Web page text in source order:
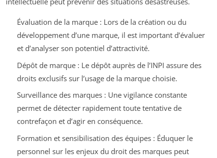
Évaluation de la marque : Lors de la création ou du
développement d’une marque, il est important d’évaluer
et d’analyser son potentiel d’attractivité.
Dépôt de marque : Le dépôt auprès de l’INPI assure des
droits exclusifs sur l’usage de la marque choisie.
Surveillance des marques : Une vigilance constante
permet de détecter rapidement toute tentative de
contrefaçon et d’agir en conséquence.
Formation et sensibilisation des équipes : Éduquer le
personnel sur les enjeux du droit des marques peut